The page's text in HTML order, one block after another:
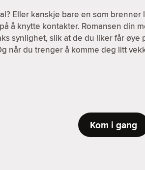
Eller kanskje bare en som
å knytte kontakter. Romansen din
synlighet, slik at de du liker får
når du trenger å komme deg litt
Kom i gang